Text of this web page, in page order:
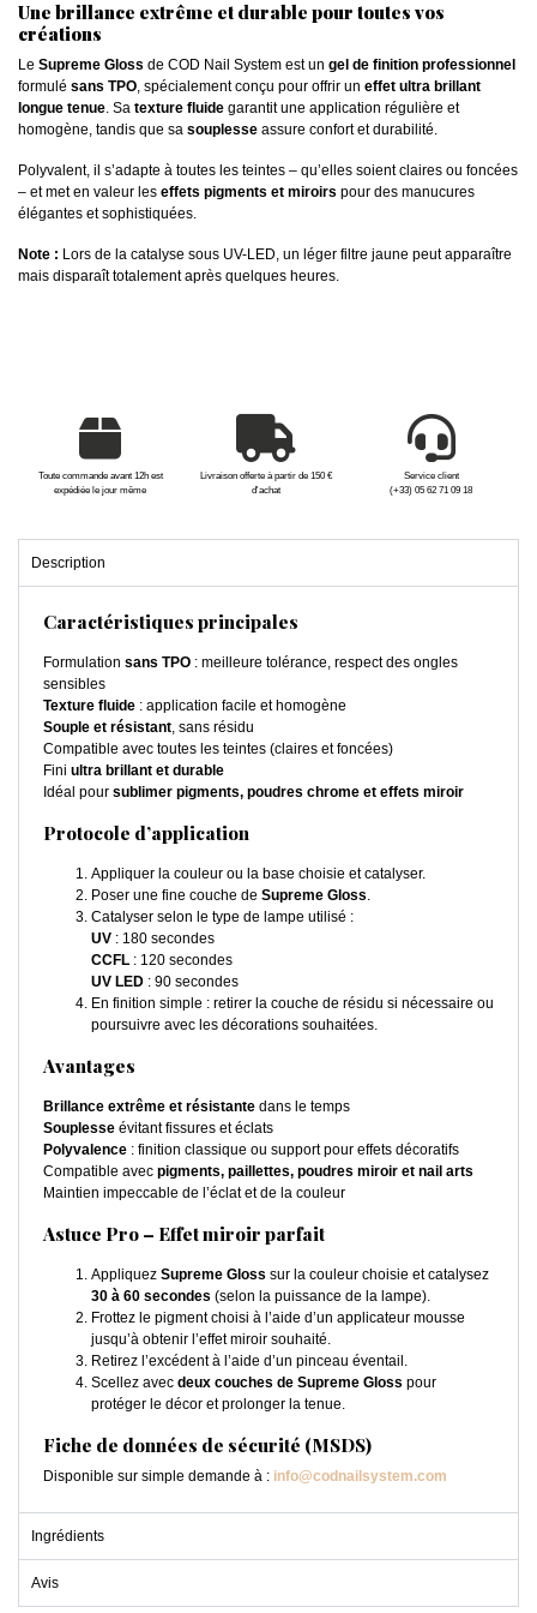
Une brillance extrême et durable pour toutes vos
créations
Le Supreme Gloss de COD Nail System est un gel de finition professionnel
formulé sans TPO, spécialement conçu pour offrir un effet ultra brillant
longue tenue. Sa texture fluide garantit une application régulière et
homogène, tandis que sa souplesse assure confort et durabilité.
Polyvalent, il s’adapte à toutes les teintes – qu’elles soient claires ou foncées
– et met en valeur les effets pigments et miroirs pour des manucures
élégantes et sophistiquées.
Note : Lors de la catalyse sous UV-LED, un léger filtre jaune peut apparaître
mais disparaît totalement après quelques heures.
Toute commande avant 12h est
expédiée le jour même
Livraison offerte à partir de 150 €
d'achat
Service client
(+33) 05 62 71 09 18
Description
Caractéristiques principales
Formulation sans TPO : meilleure tolérance, respect des ongles
sensibles
Texture fluide : application facile et homogène
Souple et résistant, sans résidu
Compatible avec toutes les teintes (claires et foncées)
Fini ultra brillant et durable
Idéal pour sublimer pigments, poudres chrome et effets miroir
Protocole d’application
Appliquer la couleur ou la base choisie et catalyser.
Poser une fine couche de Supreme Gloss.
Catalyser selon le type de lampe utilisé :
UV : 180 secondes
CCFL : 120 secondes
UV LED : 90 secondes
En finition simple : retirer la couche de résidu si nécessaire ou
poursuivre avec les décorations souhaitées.
Avantages
Brillance extrême et résistante dans le temps
Souplesse évitant fissures et éclats
Polyvalence : finition classique ou support pour effets décoratifs
Compatible avec pigments, paillettes, poudres miroir et nail arts
Maintien impeccable de l’éclat et de la couleur
Astuce Pro – Effet miroir parfait
Appliquez Supreme Gloss sur la couleur choisie et catalysez
30 à 60 secondes (selon la puissance de la lampe).
Frottez le pigment choisi à l’aide d’un applicateur mousse
jusqu’à obtenir l’effet miroir souhaité.
Retirez l’excédent à l’aide d’un pinceau éventail.
Scellez avec deux couches de Supreme Gloss pour
protéger le décor et prolonger la tenue.
Fiche de données de sécurité (MSDS)
Disponible sur simple demande à : info@codnailsystem.com
Ingrédients
Avis